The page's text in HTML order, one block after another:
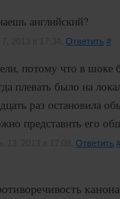
английский?
Ответить #
потому что в шоке
плевать было на
раз остановила
представить его
Ответить